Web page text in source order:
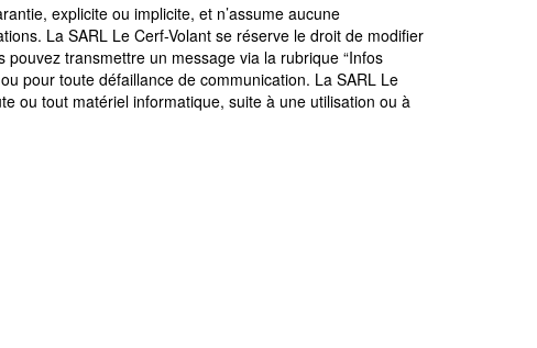
explicite ou implicite, et n’assume aucune
La SARL Le Cerf-Volant se réserve le droit de modifier
transmettre un message via la rubrique “Infos
pour toute défaillance de communication. La SARL Le
ou tout matériel informatique, suite à une utilisation ou à